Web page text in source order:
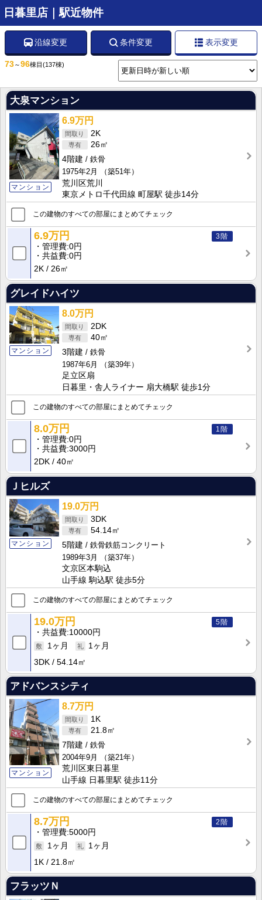
日暮里店｜駅近物件
沿線変更 条件変更 表示変更
73～96棟目 (137棟)
大泉マンション
マンション
6.9万円
2K
26㎡
4階建
鉄骨
1975年2月
（築51年）
荒川区荒川
東京メトロ千代田線 町屋駅 徒歩14分
この建物のすべての部屋にまとめてチェック
3階
6.9万円
管理費 0円
共益費 0円
2K
26㎡
グレイドハイツ
マンション
8.0万円
2DK
40㎡
3階建
鉄骨
1987年6月
（築39年）
足立区扇
日暮里・舎人ライナー 扇大橋駅 徒歩1分
この建物のすべての部屋にまとめてチェック
1階
8.0万円
管理費 0円
共益費 3000円
2DK
40㎡
Ｊヒルズ
マンション
19.0万円
3DK
54.14㎡
5階建
鉄骨鉄筋コンクリート
1989年3月
（築37年）
文京区本駒込
山手線 駒込駅 徒歩5分
この建物のすべての部屋にまとめてチェック
5階
19.0万円
共益費 10000円
1ヶ月
1ヶ月
3DK
54.14㎡
アドバンスシティ
マンション
8.7万円
1K
21.8㎡
7階建
鉄骨
2004年9月
（築21年）
荒川区東日暮里
山手線 日暮里駅 徒歩11分
この建物のすべての部屋にまとめてチェック
2階
8.7万円
管理費 5000円
1ヶ月
1ヶ月
1K
21.8㎡
フラッツＮ